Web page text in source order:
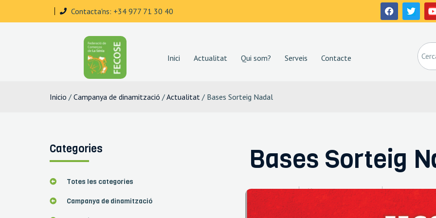
Contacta'ns: +34 977 71 30 40
Inici Actualitat Qui som? Serveis Contacte
Inicio / Campanya de dinamització /Actualitat / Bases Sorteig Nadal
Categories
Totes les categories
Campanya de dinamització
Bases Sorteig
Pymeralia diciembre 1, 2022 2:09 pm